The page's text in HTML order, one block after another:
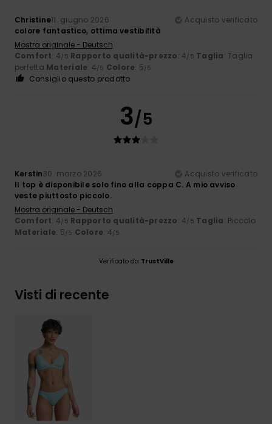
Christine11. giugno 2026
Acquisto verificato
colore fantastico, ottima vestibilità
Mostra originale - Deutsch
Comfort: 4/5 Rapporto qualità-prezzo: 4/5 Taglia: Taglia
perfetta Materiale: 4/5 Colore: 5/5
Consiglio questo prodotto
3/5
Kerstin30. marzo 2026
Acquisto verificato
Il top è disponibile solo fino alla coppa C. A mio avviso
veste piuttosto piccolo.
Mostra originale - Deutsch
Comfort: 4/5 Rapporto qualità-prezzo: 4/5 Taglia: Piccolo
Materiale: 5/5 Colore: 4/5
Verificato da TrustVille
Visti di recente